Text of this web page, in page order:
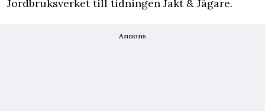
Jordbruksverket till tidningen Jakt & Jägare.
Annons